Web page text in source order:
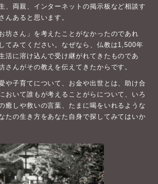
、両親、インターネットの掲示板など相談す
んあると思います。
坊さん」を考えたことがなかったのであれ
てみてください。なぜなら、仏教は1,500年
活に溶け込んで受け継がれてきたものであ
さんがその教えを伝えてきたからです。
や子育てについて、お金や出世とは、助け合
おいて誰もが考えることがらについて、いろ
癒しや救いの言葉、たまに喝をいれるような
たの生き方をあなた自身で探してみてはいか